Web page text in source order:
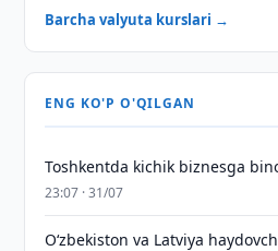
Barcha valyuta kurslari →
ENG KO'P O'QILGAN
Toshkentda kichik biznesga
23:07 · 31/07
Oʻzbekiston va Latviya